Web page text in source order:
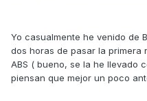
Yo casualmente he venido de
dos horas de pasar la primera
ABS ( bueno, se la he llevado
piensan que mejor un poco